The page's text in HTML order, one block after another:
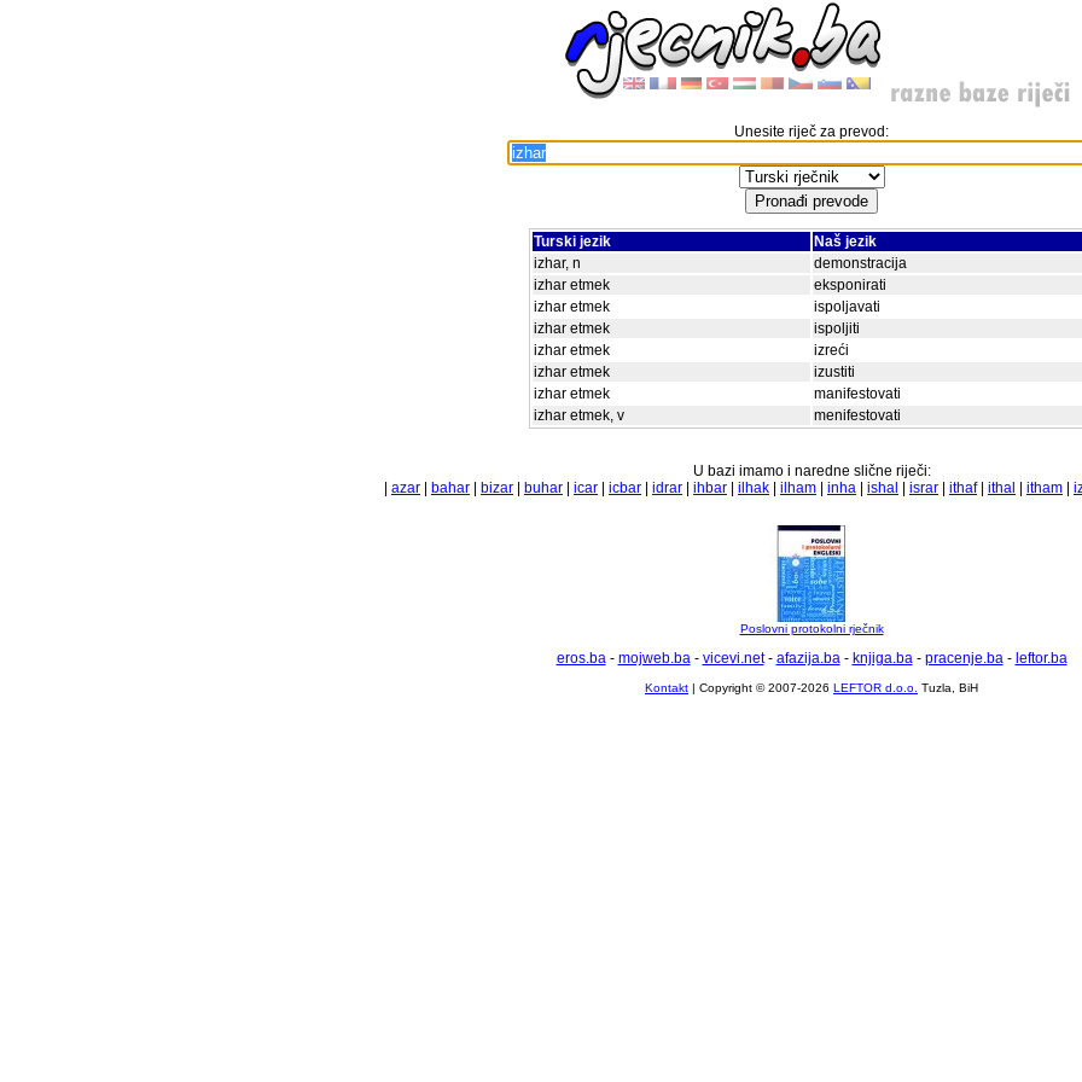
Unesite riječ za prevod:
Turski jezik
Naš jezik
izhar, n
demonstracija
izhar etmek
eksponirati
izhar etmek
ispoljavati
izhar etmek
ispoljiti
izhar etmek
izreći
izhar etmek
izustiti
izhar etmek
manifestovati
izhar etmek, v
menifestovati
U bazi imamo i naredne slične riječi:
azar bahar bizar buhar icar icbar idrar ihbar ilhak ilham inha ishal israr ithaf| ithal itham
Poslovni protokolni rječnik
eros.ba- mojweb.ba- vicevi.net- afazija.ba- knjiga.ba- pracenje.ba- leftor.ba
Kontakt | Copyright © 2007-2026 LEFTOR d.o.o. Tuzla, BiH